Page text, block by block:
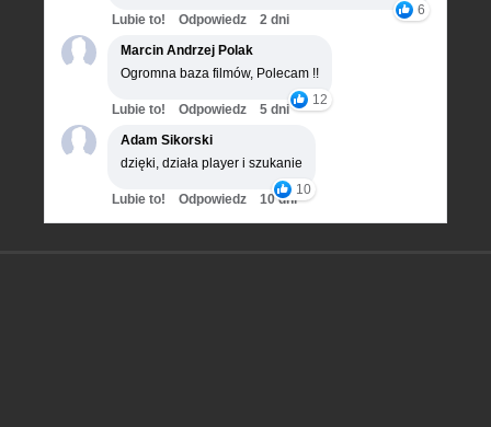
6
Lubie to! Odpowiedz
2 dni
Marcin Andrzej Polak
Ogromna baza filmów, Polecam !!
12
Lubie to! Odpowiedz
5 dni
Adam Sikorski
dzięki, działa player i szukanie
10
Lubie to! Odpowiedz 10 dni